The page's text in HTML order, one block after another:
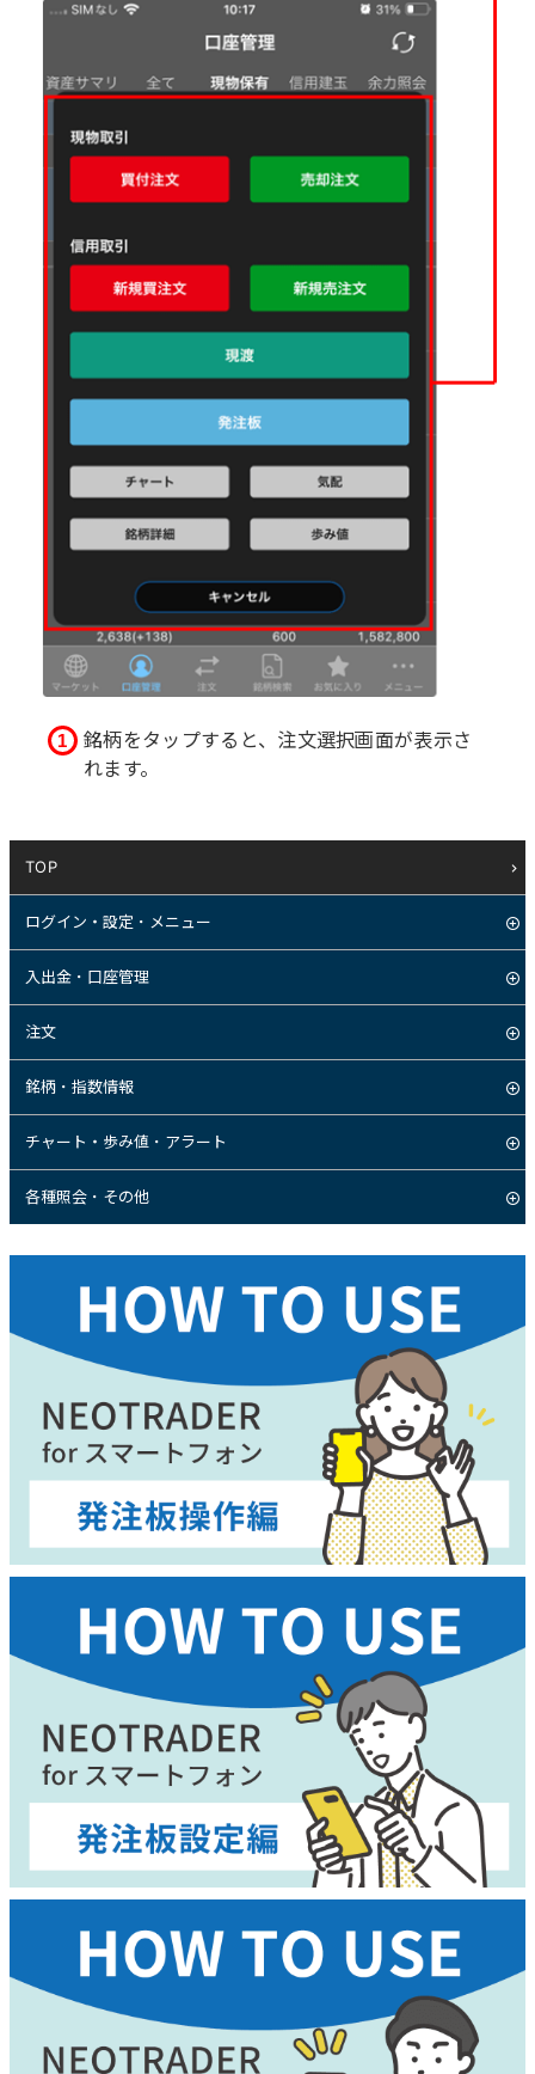
銘柄をタップすると、注文選択画面が表示さ
れます。
TOP
ログイン・設定・メニュー
入出金・口座管理
注文
銘柄・指数情報
チャート・歩み値・アラート
各種照会・その他